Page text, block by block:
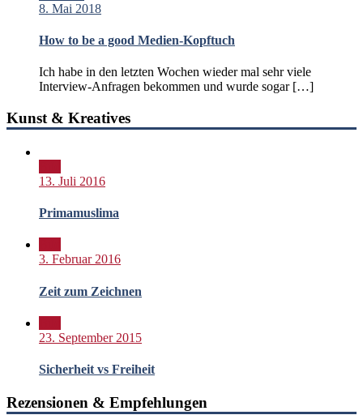
8. Mai 2018
How to be a good Medien-Kopftuch
Ich habe in den letzten Wochen wieder mal sehr viele
Interview-Anfragen bekommen und wurde sogar […]
Kunst & Kreatives
13. Juli 2016
Primamuslima
3. Februar 2016
Zeit zum Zeichnen
23. September 2015
Sicherheit vs Freiheit
Rezensionen & Empfehlungen